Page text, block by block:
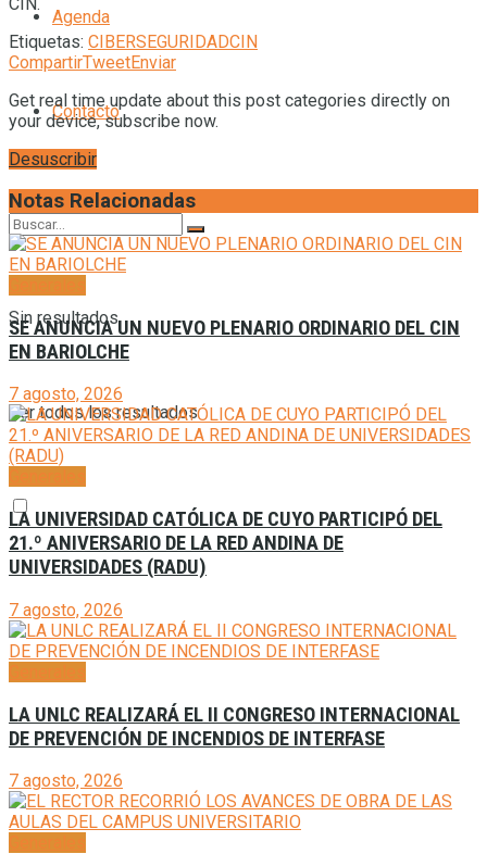
Agenda
Contacto
Sin resultados
Ver todos los resultados
Etiquetas: CIBERSEGURIDADCIN
CompartirTweetEnviar
Get real time update about this post categories directly on
your device, subscribe now.
Desuscribir
Notas Relacionadas
SE ANUNCIA UN NUEVO PLENARIO ORDINARIO DEL CIN
EN BARIOLCHE
7 agosto, 2026
LA UNIVERSIDAD CATÓLICA DE CUYO PARTICIPÓ DEL
21.º ANIVERSARIO DE LA RED ANDINA DE
UNIVERSIDADES (RADU)
7 agosto, 2026
LA UNLC REALIZARÁ EL II CONGRESO INTERNACIONAL
DE PREVENCIÓN DE INCENDIOS DE INTERFASE
7 agosto, 2026